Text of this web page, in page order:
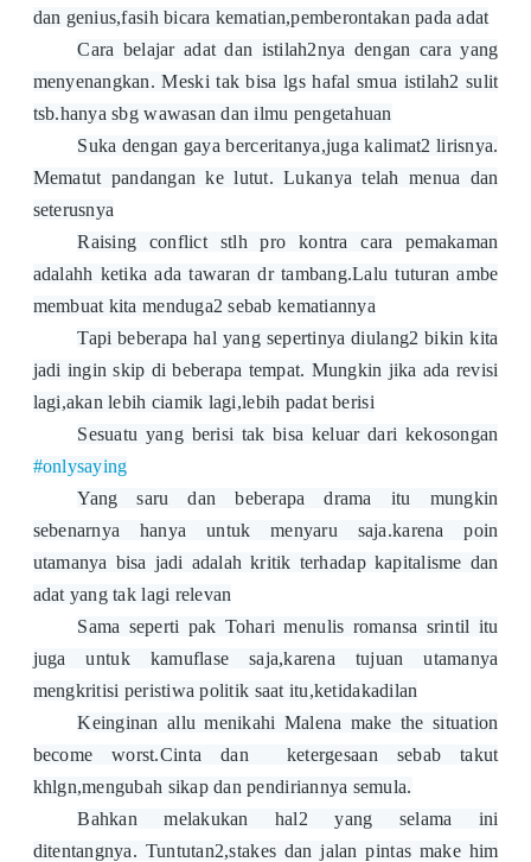
dan genius,fasih bicara kematian,pemberontakan pada adat
Cara belajar adat dan istilah2nya dengan cara yang
menyenangkan. Meski tak bisa lgs hafal smua istilah2 sulit
tsb.hanya sbg wawasan dan ilmu pengetahuan
Suka dengan gaya berceritanya,juga kalimat2 lirisnya.
Mematut pandangan ke lutut. Lukanya telah menua dan
seterusnya
Raising conflict stlh pro kontra cara pemakaman
adalahh ketika ada tawaran dr tambang.Lalu tuturan ambe
membuat kita menduga2 sebab kematiannya
Tapi beberapa hal yang sepertinya diulang2 bikin kita
jadi ingin skip di beberapa tempat. Mungkin jika ada revisi
lagi,akan lebih ciamik lagi,lebih padat berisi
Sesuatu yang berisi tak bisa keluar dari kekosongan
#onlysaying
Yang saru dan beberapa drama itu mungkin
sebenarnya hanya untuk menyaru saja.karena poin
utamanya bisa jadi adalah kritik terhadap kapitalisme dan
adat yang tak lagi relevan
Sama seperti pak Tohari menulis romansa srintil itu
juga untuk kamuflase saja,karena tujuan utamanya
mengkritisi peristiwa politik saat itu,ketidakadilan
Keinginan allu menikahi Malena make the situation
become worst.Cinta dan ketergesaan sebab takut
khlgn,mengubah sikap dan pendiriannya semula.
Bahkan melakukan hal2 yang selama ini
ditentangnya. Tuntutan2,stakes dan jalan pintas make him